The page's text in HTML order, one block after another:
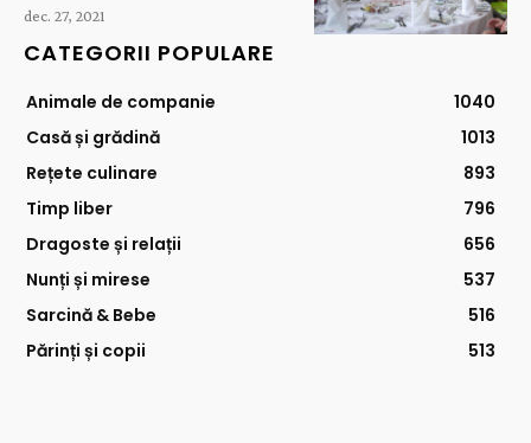
dec. 27, 2021
CATEGORII POPULARE
Animale de companie
1040
Casă și grădină
1013
Rețete culinare
893
Timp liber
796
Dragoste și relații
656
Nunți și mirese
537
Sarcină & Bebe
516
Părinți și copii
513